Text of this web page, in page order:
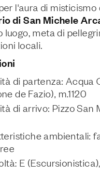
l'aura di misticismo
di San Michele
luogo, meta di
locali.
di partenza: Acqua
de Fazio), m.1120
di arrivo: Pizzo San
ambientali:
E